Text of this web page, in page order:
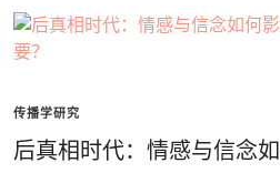
传播学研究
后真相时代：情感与信念